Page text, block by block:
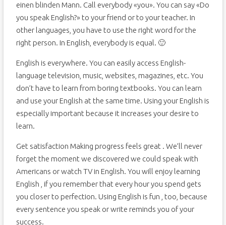
einen blinden Mann. Call everybody «you». You can say «Do
you speak English?» to your friend or to your teacher. In
other languages, you have to use the right word for the
right person. In English, everybody is equal. 🙂
English is everywhere. You can easily access English-
language television, music, websites, magazines, etc. You
don’t have to learn from boring textbooks. You can learn
and use your English at the same time. Using your English is
especially important because it increases your desire to
learn.
Get satisfaction Making progress feels great . We’ll never
forget the moment we discovered we could speak with
Americans or watch TV in English. You will enjoy learning
English , if you remember that every hour you spend gets
you closer to perfection. Using English is fun , too, because
every sentence you speak or write reminds you of your
success.